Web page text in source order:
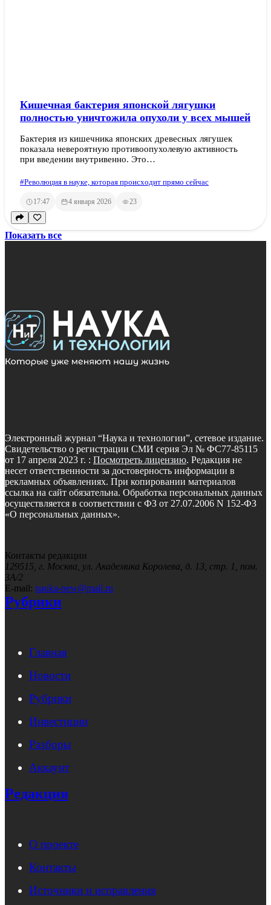
Кишечная бактерия японской лягушки
полностью уничтожила опухоли у всех мышей
Бактерия из кишечника японских древесных лягушек
показала невероятную противоопухолевую активность
при введении внутривенно. Это…
#Революция в науке, которая происходит прямо сейчас
17:47 4 января 2026 23
Показать все
Электронный журнал “Наука и технологии”, сетевое издание.
Свидетельство о регистрации СМИ серия Эл № ФС77-85115
от 17 апреля 2023 г. : Посмотреть лицензию. Редакция не
несет ответственности за достоверность информации в
рекламных объявлениях. При копировании материалов
ссылка на сайт обязательна. Обработка персональных данных
осуществляется в соответствии с ФЗ от 27.07.2006 N 152-ФЗ
«О персональных данных».
Контакты редакции
129515, г. Москва, ул. Академика Королева, д. 13, стр. 1, пом.
3А/2
E-mail: nauka-new@mail.ru
Рубрики
Главная
Новости
Рубрики
Инвестиции
Разборы
Аккаунт
Редакция
О проекте
Контакты
Источники и исправления